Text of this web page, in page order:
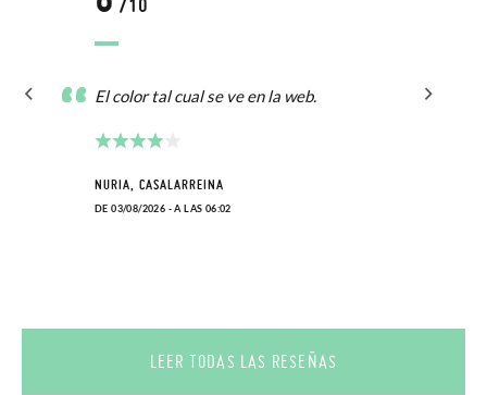
/10
El color tal cual se ve en la web.
NURIA, CASALARREINA
DE 03/08/2026 - A LAS 06:02
LEER TODAS LAS RESEÑAS